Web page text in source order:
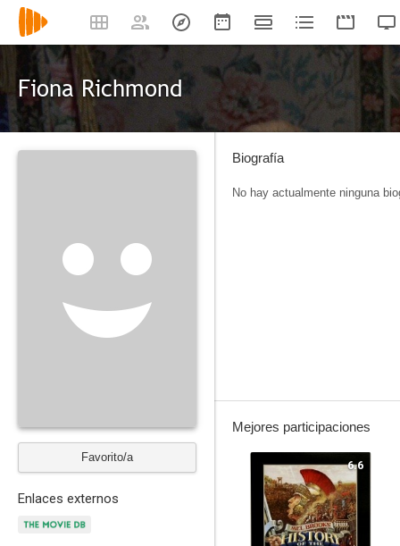
Fiona Richmond
Favorito/a
Enlaces externos
Biografía
No hay actualmente ninguna
Mejores participaciones
6.6